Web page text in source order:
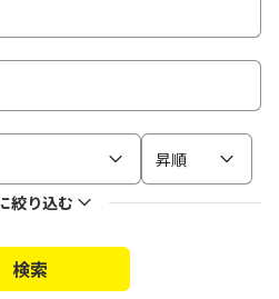
昇順
絞り込む
検索